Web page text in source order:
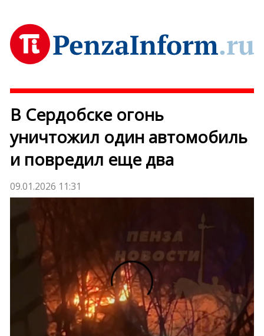
В Сердобске огонь
уничтожил один автомобиль
и повредил еще два
09.01.2026 11:31